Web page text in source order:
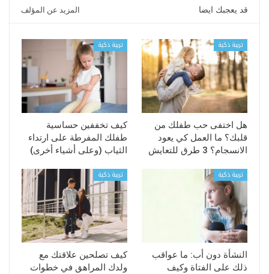
قد يعجبك ايضا المزيد عن المؤلف
تربية ذكية
هل اختفى حب طفلك من
قلبك؟ ما العمل كي يعود
الانسجام؟ 3 طرق للتعايش
تربية ذكية
كيف تخففين حساسية
طفلك المفرطة على ارتداء
الثياب (وعلى أشياء أخرى)
تربية ذكية
النشأة دون أب: ما عواقب
ذلك على الفتاة وكيف
تربية ذكية
كيف تصلحين علاقتك مع
ولدك المراهق في خطوات